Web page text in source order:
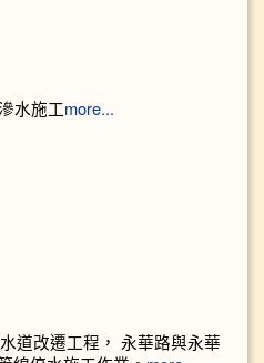
水施工more...
道改遷工程， 永華路與永華